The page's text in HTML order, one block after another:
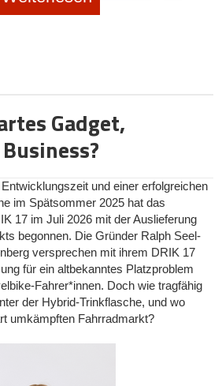
und Alexander Wolters © Helmit
Opfer von Cybermobbing. Wer nun
der einzige Auslöser für die Gründung
eine Recherche“, stellt Leonardo Benini
analysiert, was Eltern heute
stehe, was jedoch meist nur auf App-
Der 23-Jährige wird deutlich:
auf die richtige Sorge. Wenn ein Kind
Tag online ist, wird in diesen zwei
Cybergrooming passiere schließlich
sondern weil Erwachsene
und die Kinder aus Scham
auf dem Gerät zu verarbeiten. „Vor
Gadget,
und einer erfolgreichen
im Spätsommer 2025 hat das
17 im Juli 2026 mit der Auslieferung
begonnen. Die Gründer Ralph Seel-
versprechen mit ihrem DRIK 17
für ein altbekanntes Platzproblem
Fahrer*innen. Doch wie tragfähig
der Hybrid-Trinkflasche, und wo
umkämpften Fahrradmarkt?